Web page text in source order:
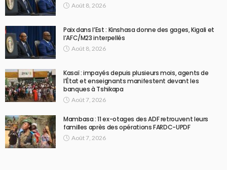
Août 8, 2026
Paix dans l’Est : Kinshasa donne des gages, Kigali et
l’AFC/M23 interpellés
Août 8, 2026
Kasaï : impayés depuis plusieurs mois, agents de
l’État et enseignants manifestent devant les
banques à Tshikapa
Août 7, 2026
Mambasa : 11 ex-otages des ADF retrouvent leurs
familles après des opérations FARDC-UPDF
Août 7, 2026